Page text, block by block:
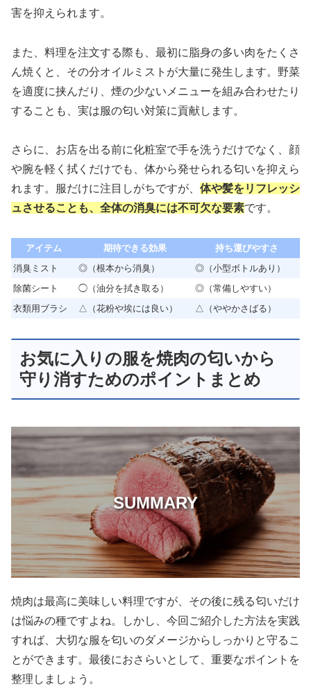
害を抑えられます。
また、料理を注文する際も、最初に脂身の多い肉をたくさ
ん焼くと、その分オイルミストが大量に発生します。野菜
を適度に挟んだり、煙の少ないメニューを組み合わせたり
することも、実は服の匂い対策に貢献します。
さらに、お店を出る前に化粧室で手を洗うだけでなく、顔
や腕を軽く拭くだけでも、体から発せられる匂いを抑えら
れます。服だけに注目しがちですが、 体や髪をリフレッシ
ュさせることも、全体の消臭には不可欠な要素です。
アイテム 期待できる効果
持ち運びやすさ
消臭ミスト
◎（根本から消臭）
◎（小型ボトルあり）
除菌シート
◯（油分を拭き取る）
◎（常備しやすい）
衣類用ブラシ
△（花粉や埃には良い） △（ややかさばる）
お気に入りの服を焼肉の匂いから
守り消すためのポイントまとめ
SUMMARY
焼肉は最高に美味しい料理ですが、その後に残る匂いだけ
は悩みの種ですよね。しかし、今回ご紹介した方法を実践
すれば、大切な服を匂いのダメージからしっかりと守るこ
とができます。最後におさらいとして、重要なポイントを
整理しましょう。